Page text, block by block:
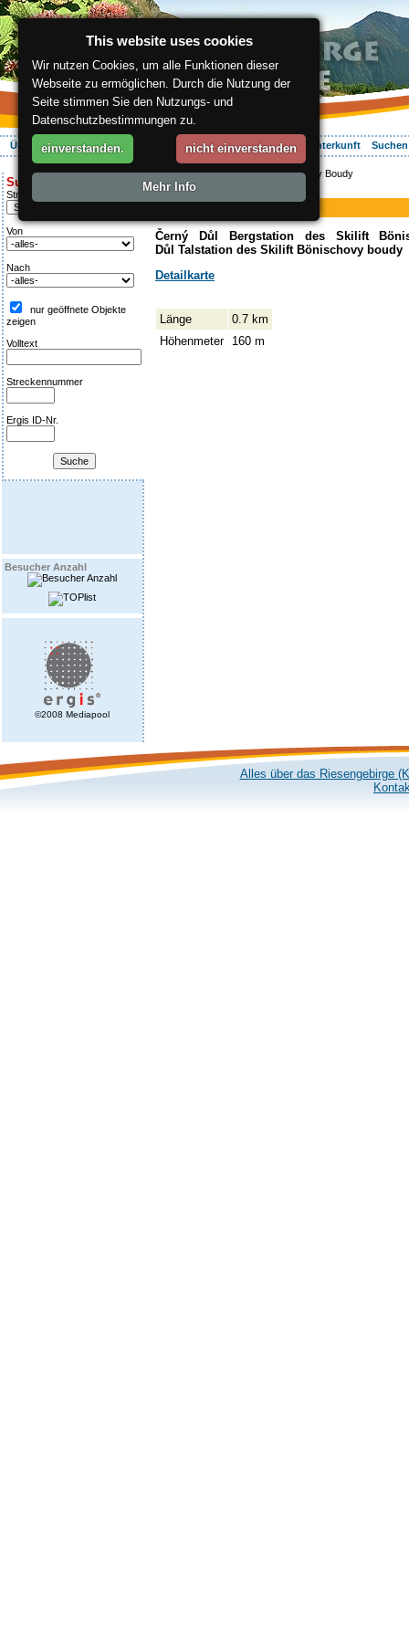
Über die Region Aktiv Erleben Entspannung Ihr Urlaub Unterkunft
Suche:
Streckentipp
Von
Nach
nur geöffnete Objekte
zeigen
Volltext
Streckennummer
Ergis ID-Nr.
Besucher Anzahl
©2008 Mediapool
ergis.cz>Aktiv Erleben> Bönischovy Boudy
Piste
Bönischovy Boudy
Černý Důl Bergstation des Skilift
Důl Talstation des Skilift Bönischovy boudy
Detailkarte
Länge
0.7 km
Höhenmeter
160 m
Alles über das Riesengebirge
This website uses cookies
Wir nutzen Cookies, um alle Funktionen dieser
Webseite zu ermöglichen. Durch die Nutzung der
Seite stimmen Sie den Nutzungs- und
Datenschutzbestimmungen zu.
einverstanden. nicht einverstanden
Mehr Info